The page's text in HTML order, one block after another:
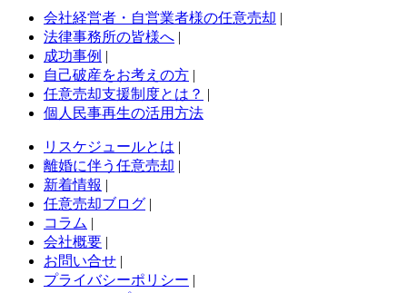
会社経営者・自営業者様の任意売却 |
法律事務所の皆様へ |
成功事例 |
自己破産をお考えの方 |
任意売却支援制度とは？ |
個人民事再生の活用方法
リスケジュールとは |
離婚に伴う任意売却 |
新着情報 |
任意売却ブログ |
コラム |
会社概要 |
お問い合せ |
プライバシーポリシー |